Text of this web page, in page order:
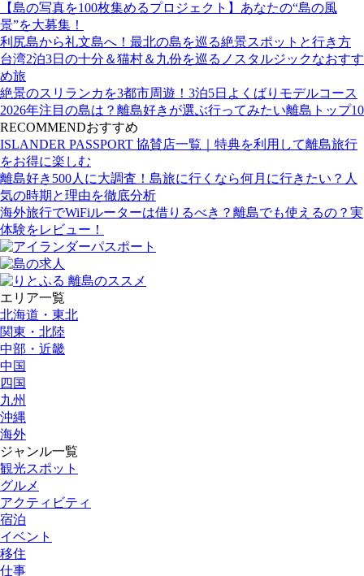
【島の写真を100枚集めるプロジェクト】あなたの“島の風
景”を大募集！
利尻島から礼文島へ！最北の島を巡る絶景スポットと行き方
台湾2泊3日の十分＆猫村＆九份を巡るノスタルジックなおすす
め旅
絶景のスリランカを3都市周遊！3泊5日よくばりモデルコース
2026年注目の島は？離島好きが選ぶ行ってみたい離島トップ10
RECOMMENDおすすめ
ISLANDER PASSPORT 協賛店一覧｜特典を利用して離島旅行
をお得に楽しむ
離島好き500人に大調査！島旅に行くなら何月に行きたい？人
気の時期と理由を徹底分析
海外旅行でWiFiルーターは借りるべき？離島でも使えるの？実
体験をレビュー！
エリア一覧
北海道・東北
関東・北陸
中部・近畿
中国
四国
九州
沖縄
海外
ジャンル一覧
観光スポット
グルメ
アクティビティ
宿泊
イベント
移住
仕事